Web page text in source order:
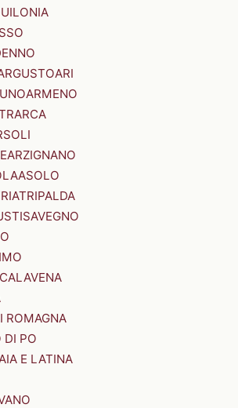
ARI
ARMENO
ARZIGNANO
ASOLO
ATRIPALDA
AVEGNO
ROMAGNA
DI PO
E LATINA